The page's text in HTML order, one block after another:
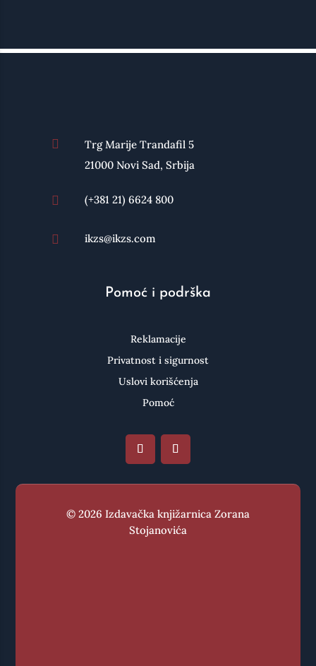

Trg Marije Trandafil 5
21000 Novi Sad, Srbija
 (+381 21) 6624 800
 ikzs@ikzs.com
Pomoć i podrška
Reklamacije
Privatnost i sigurnost
Uslovi korišćenja
Pomoć
© 2026 Izdavačka knjižarnica Zorana
Stojanovića